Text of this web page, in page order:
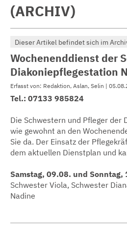
(ARCHIV)
Dieser Artikel befindet sich im
Wochenenddienst der
Diakoniepflegestation
Erfasst von: Redaktion, Aslan, Selin |
Tel.: 07133 985824
Die Schwestern und Pfleger der
wie gewohnt an den
Sie da. Der Einsatz der
dem aktuellen Dienstplan und
Samstag, 09.08. und Sonntag,
Schwester Viola, Schwester
Nadine